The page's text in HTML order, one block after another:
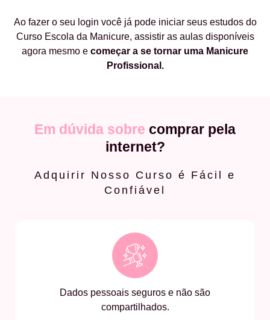
Ao fazer o seu login você já pode iniciar seus estudos do
Curso Escola da Manicure, assistir as aulas disponíveis
agora mesmo e começar a se tornar uma Manicure
Profissional.
Em dúvida sobre comprar pela
internet?
Adquirir Nosso Curso é Fácil e
Confiável
Dados pessoais seguros e não são
compartilhados.